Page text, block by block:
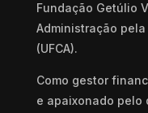
Fundação Getúlio
Administração
(UFCA).
Como gestor
e apaixonado pelo